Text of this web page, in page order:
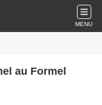
MENU
au Formel